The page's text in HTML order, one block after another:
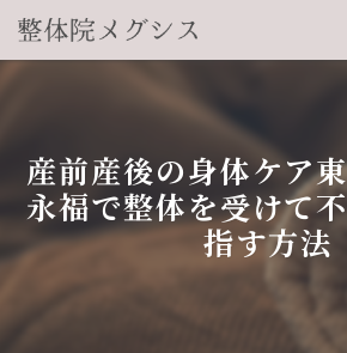
産前産後の身体ケア
永福で整体を受けて
指す方法